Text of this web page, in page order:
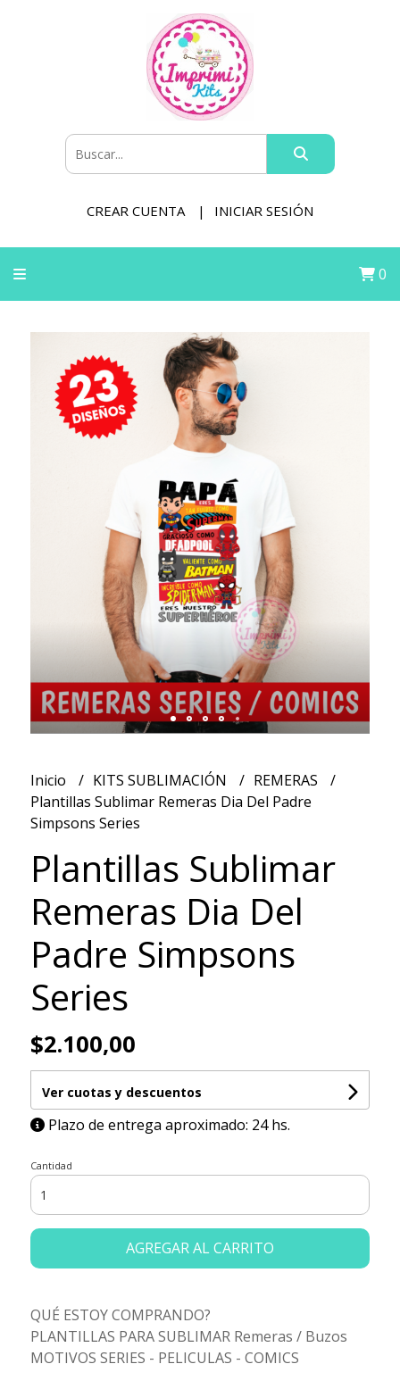
CREAR CUENTA INICIAR SESIÓN
0
Inicio KITS SUBLIMACIÓN
REMERAS
Plantillas Sublimar Remeras Dia Del Padre
Simpsons Series
Plantillas Sublimar
Remeras Dia Del
Padre Simpsons
Series
$2.100,00
Ver cuotas y descuentos
Plazo de entrega aproximado: 24 hs.
Cantidad
AGREGAR AL CARRITO
QUÉ ESTOY COMPRANDO?
PLANTILLAS PARA SUBLIMAR Remeras / Buzos
MOTIVOS SERIES - PELICULAS - COMICS